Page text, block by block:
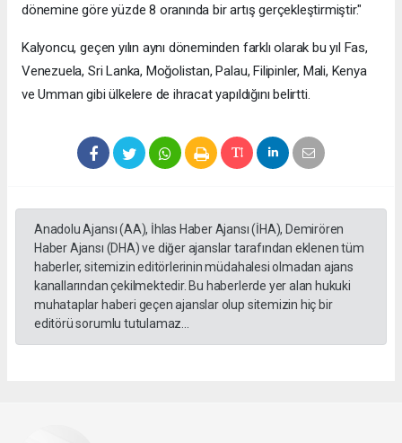
dönemine göre yüzde 8 oranında bir artış gerçekleştirmiştir."
Kalyoncu, geçen yılın aynı döneminden farklı olarak bu yıl Fas,
Venezuela, Sri Lanka, Moğolistan, Palau, Filipinler, Mali, Kenya
ve Umman gibi ülkelere de ihracat yapıldığını belirtti.
Anadolu Ajansı (AA), İhlas Haber Ajansı (İHA), Demirören
Haber Ajansı (DHA) ve diğer ajanslar tarafından eklenen tüm
haberler, sitemizin editörlerinin müdahalesi olmadan ajans
kanallarından çekilmektedir. Bu haberlerde yer alan hukuki
muhataplar haberi geçen ajanslar olup sitemizin hiç bir
editörü sorumlu tutulamaz...